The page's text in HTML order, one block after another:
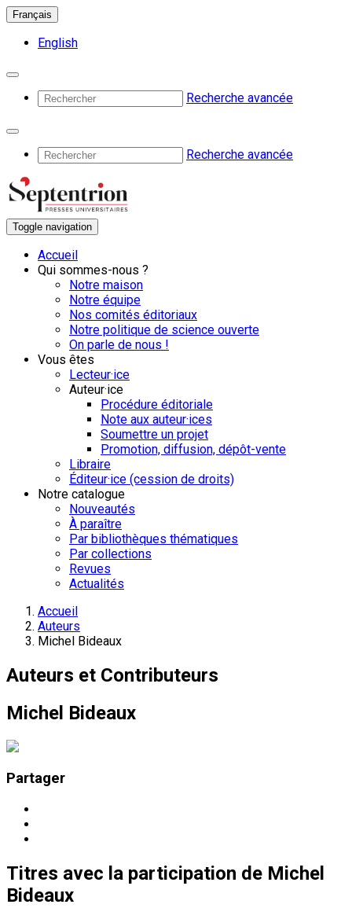
Français
English
Recherche avancée
Recherche avancée
Toggle navigation
Accueil
Qui sommes-nous ?
Notre maison
Notre équipe
Nos comités éditoriaux
Notre politique de science ouverte
On parle de nous !
Vous êtes
Lecteur·ice
Auteur·ice
Procédure éditoriale
Note aux auteur·ices
Soumettre un projet
Promotion, diffusion, dépôt-vente
Libraire
Éditeur·ice (cession de droits)
Notre catalogue
Nouveautés
À paraître
Par bibliothèques thématiques
Par collections
Revues
Actualités
Accueil
Auteurs
Michel Bideaux
Auteurs et Contributeurs
Michel Bideaux
Partager
Titres avec la participation de Michel
Bideaux